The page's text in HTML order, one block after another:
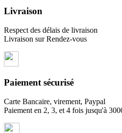
Livraison
Respect des délais de livraison
Livraison sur Rendez-vous
Paiement sécurisé
Carte Bancaire, virement, Paypal
Paiement en 2, 3, et 4 fois jusqu'à